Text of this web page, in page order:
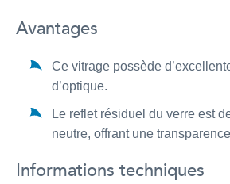
Avantages
Ce vitrage possède
d’optique.
Le reflet résiduel du verre est
neutre, offrant une
Informations techniques